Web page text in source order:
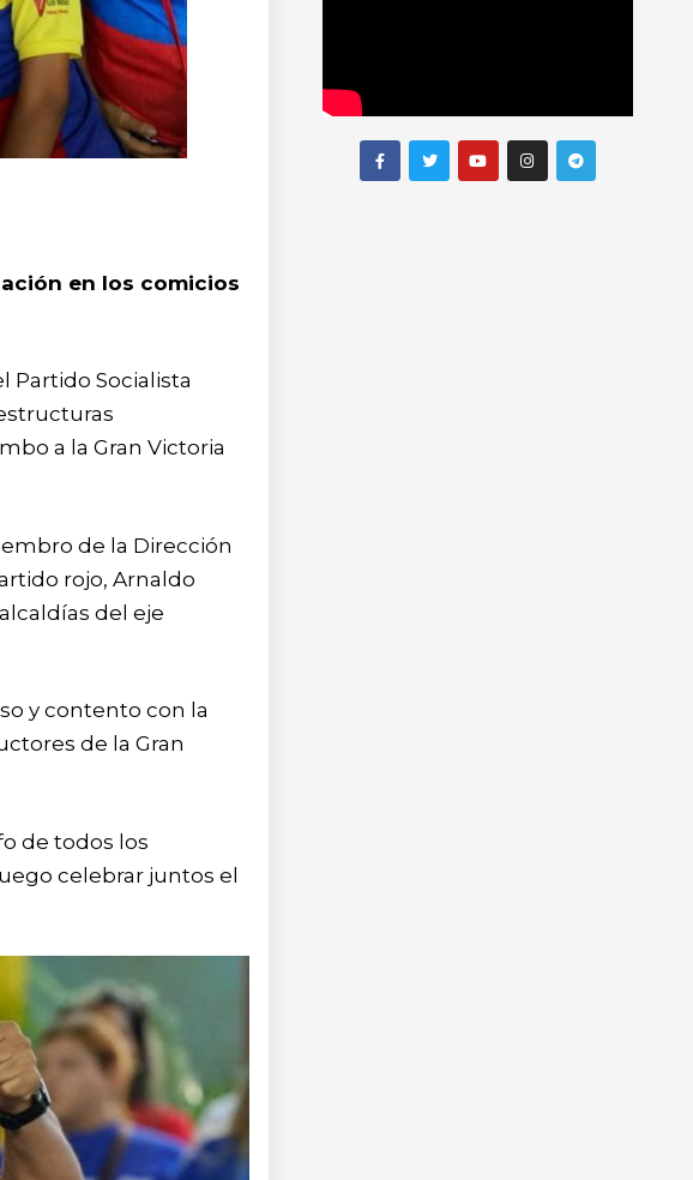
en los comicios
Partido Socialista
a la Gran Victoria
de la Dirección
rojo, Arnaldo
del eje
y contento con la
de la Gran
de todos los
celebrar juntos el